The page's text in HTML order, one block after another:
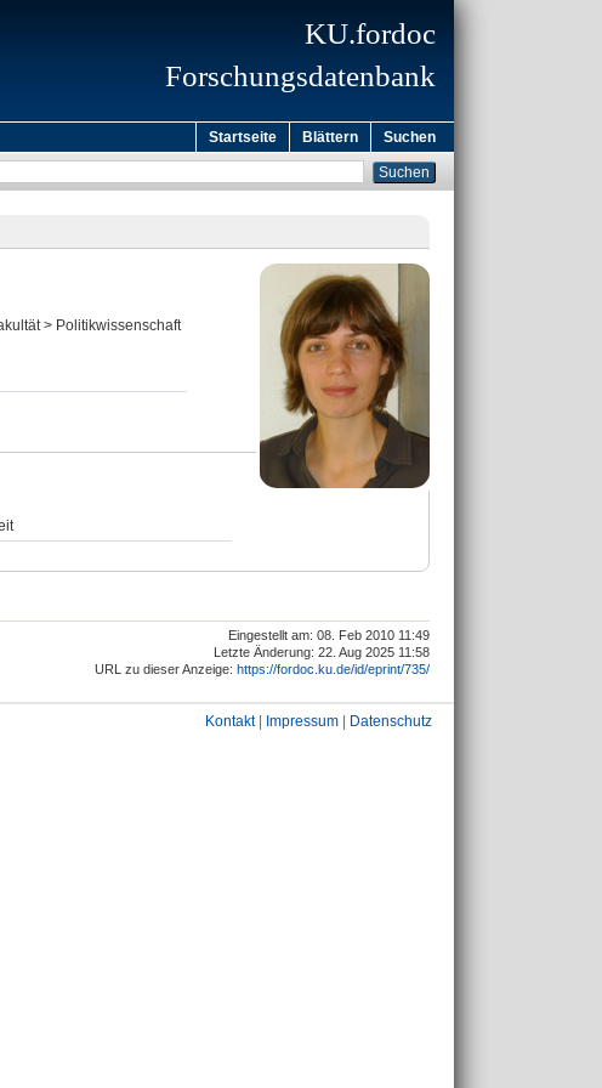
KU.fordoc
Forschungsdatenbank
Startseite Blättern Suchen
> Politikwissenschaft
Eingestellt am: 08. Feb 2010 11:49
Letzte Änderung: 22. Aug 2025 11:58
URL zu dieser Anzeige: https://fordoc.ku.de/id/eprint/735/
Kontakt| Impressum Datenschutz